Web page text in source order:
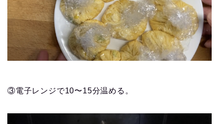
③電子レンジで10〜15分温める。